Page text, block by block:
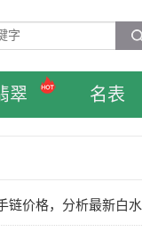
翠 名表
链价格，分析最新白水